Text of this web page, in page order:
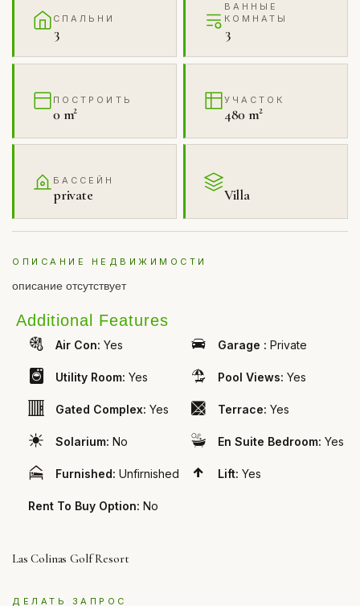
СПАЛЬНИ
3
ВАННЫЕ
КОМНАТЫ
3
ПОСТРОИТЬ
0 m²
УЧАСТОК
480 m²
БАССЕЙН
private Villa
ОПИСАНИЕ НЕДВИЖИМОСТИ
описание отсутствует
Additional Features
Air Con: Yes Garage : Private
Utility Room: Yes Pool Views: Yes
Gated Complex: Yes Terrace: Yes
Solarium: No En Suite Bedroom: Yes
Furnished: Unfirnished Lift: Yes
Rent To Buy Option: No
Las Colinas Golf Resort
ДЕЛАТЬ ЗАПРОС